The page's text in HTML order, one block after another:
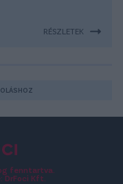
RÉSZLETEK
fenntartva.
Kft.